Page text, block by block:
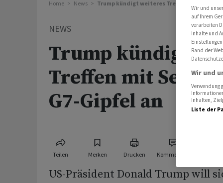
Home News Trump kündigt weiteres Treffen mit
NEWS
Trump kündigt
Treffen mit
G7-Gipfel an
Teilen Merken Drucken Kommentare
US-Präsident Donald Trump will
Wir und
auf Ihrem
verarbeiten
Inhalte und
Rand der
Wir und
Verwendung
Inhalten,
Liste der